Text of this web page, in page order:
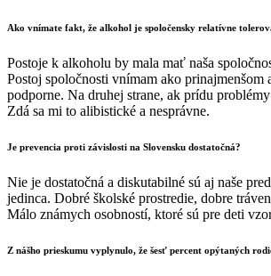
Ako vnímate fakt, že alkohol je spoločensky relatívne
Postoje k alkoholu by mala mať naša
Postoj spoločnosti vnímam ako
podporne. Na druhej strane, ak prídu
Zdá sa mi to alibistické a nesprávne.
Je prevencia proti závislosti na Slovensku dostatočná?
Nie je dostatočná a diskutabilné sú aj naše
jedinca. Dobré školské prostredie, dobre
Málo známych osobností, ktoré sú pre deti
Z nášho prieskumu vyplynulo, že šesť percent opýtaných